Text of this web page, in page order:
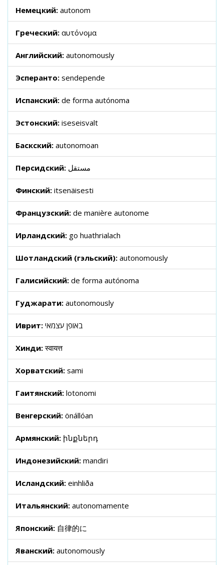
Немецкий: autonom
Греческий: αυτόνομα
Английский: autonomously
Эсперанто: sendepende
Испанский: de forma autónoma
Эстонский: iseseisvalt
Баскский: autonomoan
Персидский: مستقل
Финский: itsenäisesti
Французский: de manière autonome
Ирландский: go huathrialach
Шотландский (гэльский): autonomously
Галисийский: de forma autónoma
Гуджарати: autonomously
Иврит: באופן עצמאי
Хинди:स्वायत्त
Хорватский: sami
Гаитянский: lotonomi
Венгерский: önállóan
Армянский: ինքներդ
Индонезийский: mandiri
Исландский: einhliða
Итальянский: autonomamente
Японский: 自律的に
Яванский: autonomously